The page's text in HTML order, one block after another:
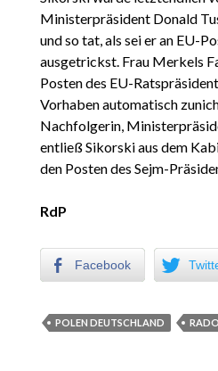
Ministerpräsident Donald
und so tat, als sei er an EU-
ausgetrickst. Frau Merkels
Posten des EU-
Vorhaben automatisch
Nachfolgerin,
entließ Sikorski aus dem
den Posten des Sejm-
RdP
Facebook
POLEN DEUTSCHLAND